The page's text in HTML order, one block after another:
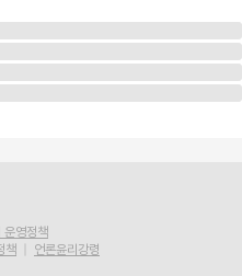
운영정책
책
언론윤리강령